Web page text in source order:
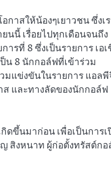
าสให้น้องๆเยาวชน ซึ่งเ
นนี้ เรื่อยไปทุกเดือนจนถึง
รที่ 8 ซึ่งเป็นรายการ เอเ
น 8 นักกอล์ฟที่เข้าร่วม
มแข่งขันในรายการ แอลพี
ส และทางลัดของนักกอล์ฟ
ดขึ้นมาก่อน เพื่อเป็นการเ
สิงหนาท ผู้ก่อตั้งทรัสต์ก